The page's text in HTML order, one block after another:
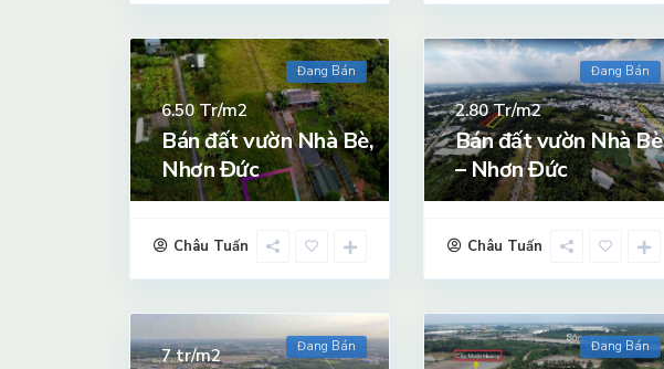
Đang Bán
6.50Tr/m2
Bán đất vườn Nhà Bè,
Nhơn Đức
Châu Tuấn
Đang Bán
2.80Tr/m2
Bán đất vườn Nhà Bè
– Nhơn Đức
Châu Tuấn
Đang Bán
7tr/m2 Đang Bán